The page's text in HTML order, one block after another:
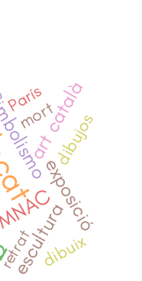
exposició
art català
escultura
dibujos
dibuix
mort
París